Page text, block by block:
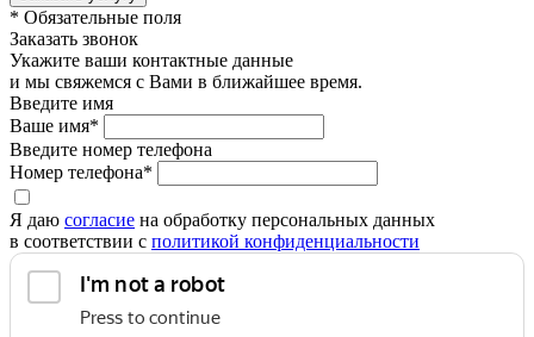
* Обязательные поля
Заказать звонок
Укажите ваши контактные данные
и мы свяжемся с Вами в ближайшее время.
Введите имя
Ваше имя*
Введите номер телефона
Номер телефона*
Я даю согласие на обработку персональных данных
в соответствии с политикой конфиденциальности